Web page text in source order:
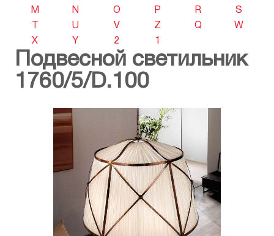
M
N O P R
S
U V Z Q
W
X
Y 2 1
Подвесной светильник
1760/5/D.100